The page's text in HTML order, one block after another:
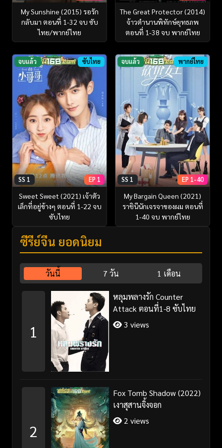
My Sunshine (2015) รอรัก
กลับมา ตอนที่ 1-32 จบ ซับ
ไทย/พากย์ไทย
The Great Protector (2014)
จ้าวตำนานพิทักษ์ยุทธภพ
ตอนที่ 1-38 จบ พากย์ไทย
จบแล้ว ซับไทย
SS 1 EP 1
Sweet Sweet (2021) เจ้าตัว
เล็กที่อยู่ข้างๆ ตอนที่ 1-22 จบ
ซับไทย
จบแล้ว พากย์ไทย
SS 1 EP 1-40
My Bargain Queen (2021)
ราชินีนักเจรจาของผม ตอนที่
1-40 จบ พากย์ไทย
ซีรี่ย์จีน ยอดนิยม
วันนี้ 7 วัน 1 เดือน
1
หลุมพลางรัก Counter
Attack ตอนที่1-8 ซับไทย
3 views
2
Fox Tomb Shadow (2022)
เงาสุสานจิ้งจอก
2 views